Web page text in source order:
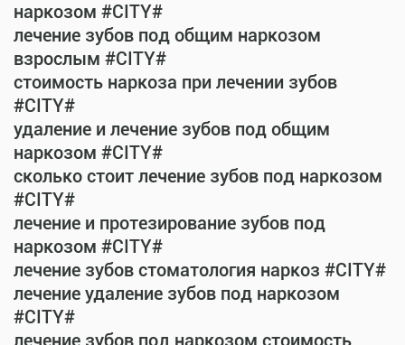
наркозом #CITY#
лечение зубов под общим наркозом
взрослым #CITY#
стоимость наркоза при лечении зубов
#CITY#
удаление и лечение зубов под общим
наркозом #CITY#
сколько стоит лечение зубов под наркозом
#CITY#
лечение и протезирование зубов под
наркозом #CITY#
лечение зубов стоматология наркоз #CITY#
лечение удаление зубов под наркозом
#CITY#
лечение зубов под наркозом стоимость